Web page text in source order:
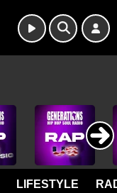
LIFESTYLE